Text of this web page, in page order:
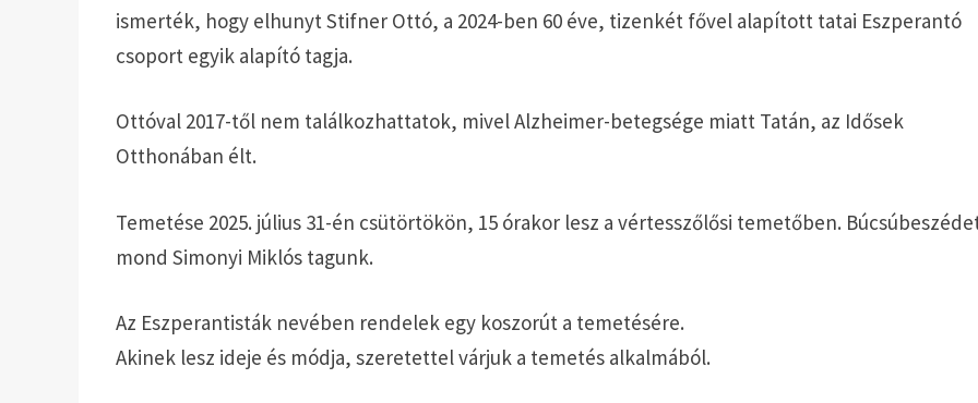
ismerték, hogy elhunyt Stifner Ottó, a 2024-ben 60 éve, tizenkét fővel alapított tatai Eszperantó
csoport egyik alapító tagja.
Ottóval 2017-től nem találkozhattatok, mivel Alzheimer-betegsége miatt Tatán, az Idősek
Otthonában élt.
Temetése 2025. július 31-én csütörtökön, 15 órakor lesz a vértesszőlősi temetőben.
mond Simonyi Miklós tagunk.
Az Eszperantisták nevében rendelek egy koszorút a temetésére.
Akinek lesz ideje és módja, szeretettel várjuk a temetés alkalmából.